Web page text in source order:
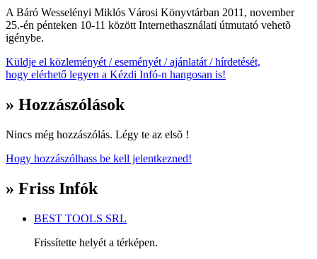
A Báró Wesselényi Miklós Városi Könyvtárban 2011, november
25.-én pénteken 10-11 között Internethasználati útmutató vehetõ
igénybe.
Küldje el közleményét / eseményét / ajánlatát / hírdetését,
hogy elérhető legyen a Kézdi Infó-n hangosan is!
» Hozzászólások
Nincs még hozzászólás. Légy te az elsõ !
Hogy hozzászólhass be kell jelentkezned!
» Friss Infók
BEST TOOLS SRL
Frissítette helyét a térképen.